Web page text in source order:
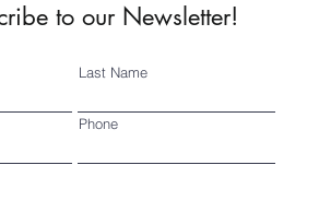
to our Newsletter!
Last Name
Phone